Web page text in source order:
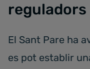
reguladors
El Sant Pare ha
es pot establir